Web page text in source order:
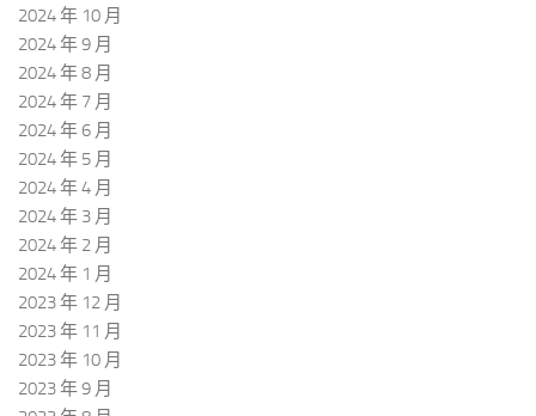
2024 年 10 月
2024 年 9 月
2024 年 8 月
2024 年 7 月
2024 年 6 月
2024 年 5 月
2024 年 4 月
2024 年 3 月
2024 年 2 月
2024 年 1 月
2023 年 12 月
2023 年 11 月
2023 年 10 月
2023 年 9 月